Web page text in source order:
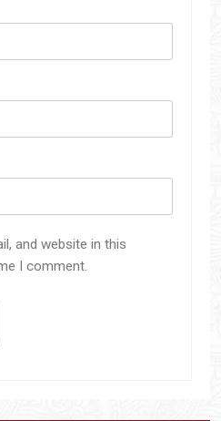
and website in this
I comment.